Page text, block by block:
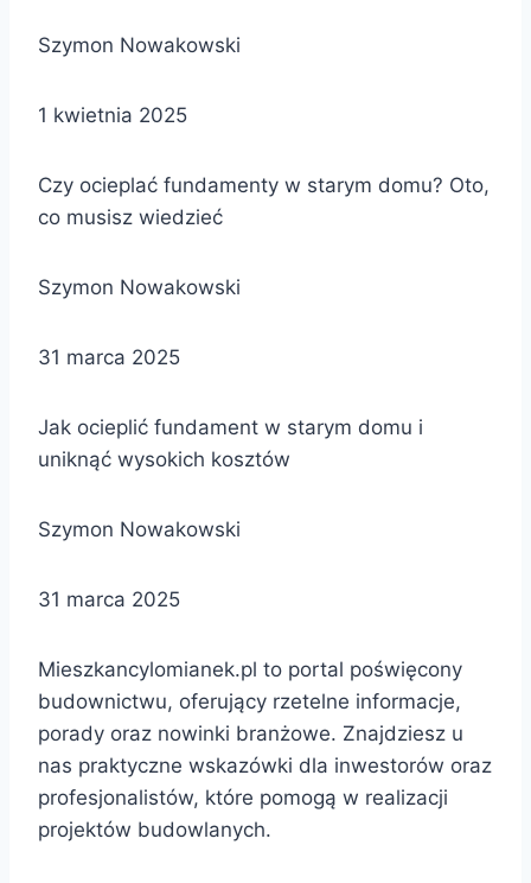
Szymon Nowakowski
1 kwietnia 2025
Czy ocieplać fundamenty w starym domu? Oto,
co musisz wiedzieć
Szymon Nowakowski
31 marca 2025
Jak ocieplić fundament w starym domu i
uniknąć wysokich kosztów
Szymon Nowakowski
31 marca 2025
Mieszkancylomianek.pl to portal poświęcony
budownictwu, oferujący rzetelne informacje,
porady oraz nowinki branżowe. Znajdziesz u
nas praktyczne wskazówki dla inwestorów oraz
profesjonalistów, które pomogą w realizacji
projektów budowlanych.